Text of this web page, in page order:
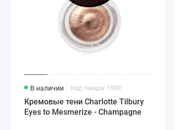
В наличии Код товара: 1590
Кремовые тени Charlotte Tilbury
Eyes to Mesmerize - Champagne